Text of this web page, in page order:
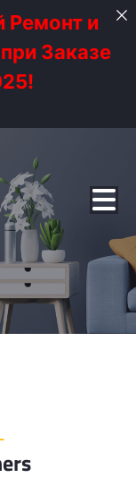
Ремонт и
Заказе